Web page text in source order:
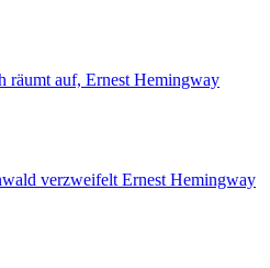
räumt auf, Ernest Hemingway
verzweifelt Ernest Hemingway